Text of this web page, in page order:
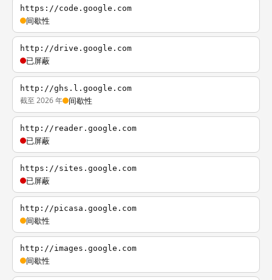
https://code.google.com
间歇性
http://drive.google.com
已屏蔽
http://ghs.l.google.com
截至 2026 年 间歇性
http://reader.google.com
已屏蔽
https://sites.google.com
已屏蔽
http://picasa.google.com
间歇性
http://images.google.com
间歇性